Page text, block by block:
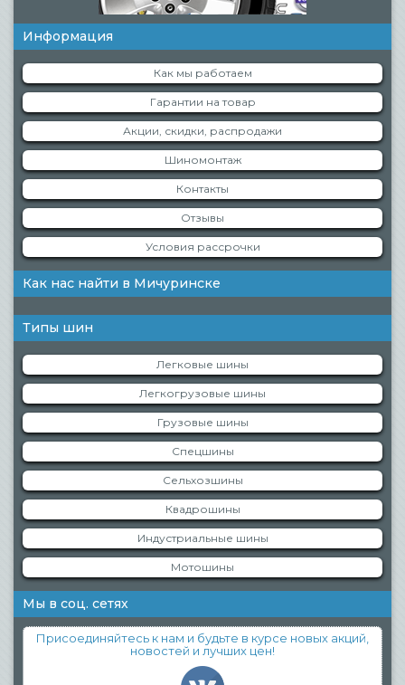
Информация
Как мы работаем
Гарантии на товар
Акции, скидки, распродажи
Шиномонтаж
Контакты
Отзывы
Условия рассрочки
Как нас найти в Мичуринске
Типы шин
Легковые шины
Легкогрузовые шины
Грузовые шины
Спецшины
Сельхозшины
Квадрошины
Индустриальные шины
Мотошины
Мы в соц. сетях
Присоединяйтесь к нам и будьте в курсе новых акций,
новостей и лучших цен!